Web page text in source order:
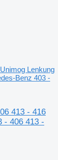
Lenkung
Benz 403 -
413 - 416
- 406 413 -